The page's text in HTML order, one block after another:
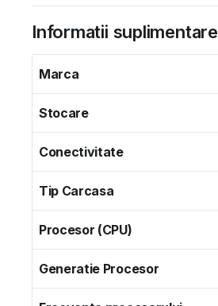
Informatii suplimentare
Marca
Stocare
Conectivitate
Tip Carcasa
Procesor (CPU)
Generatie Procesor